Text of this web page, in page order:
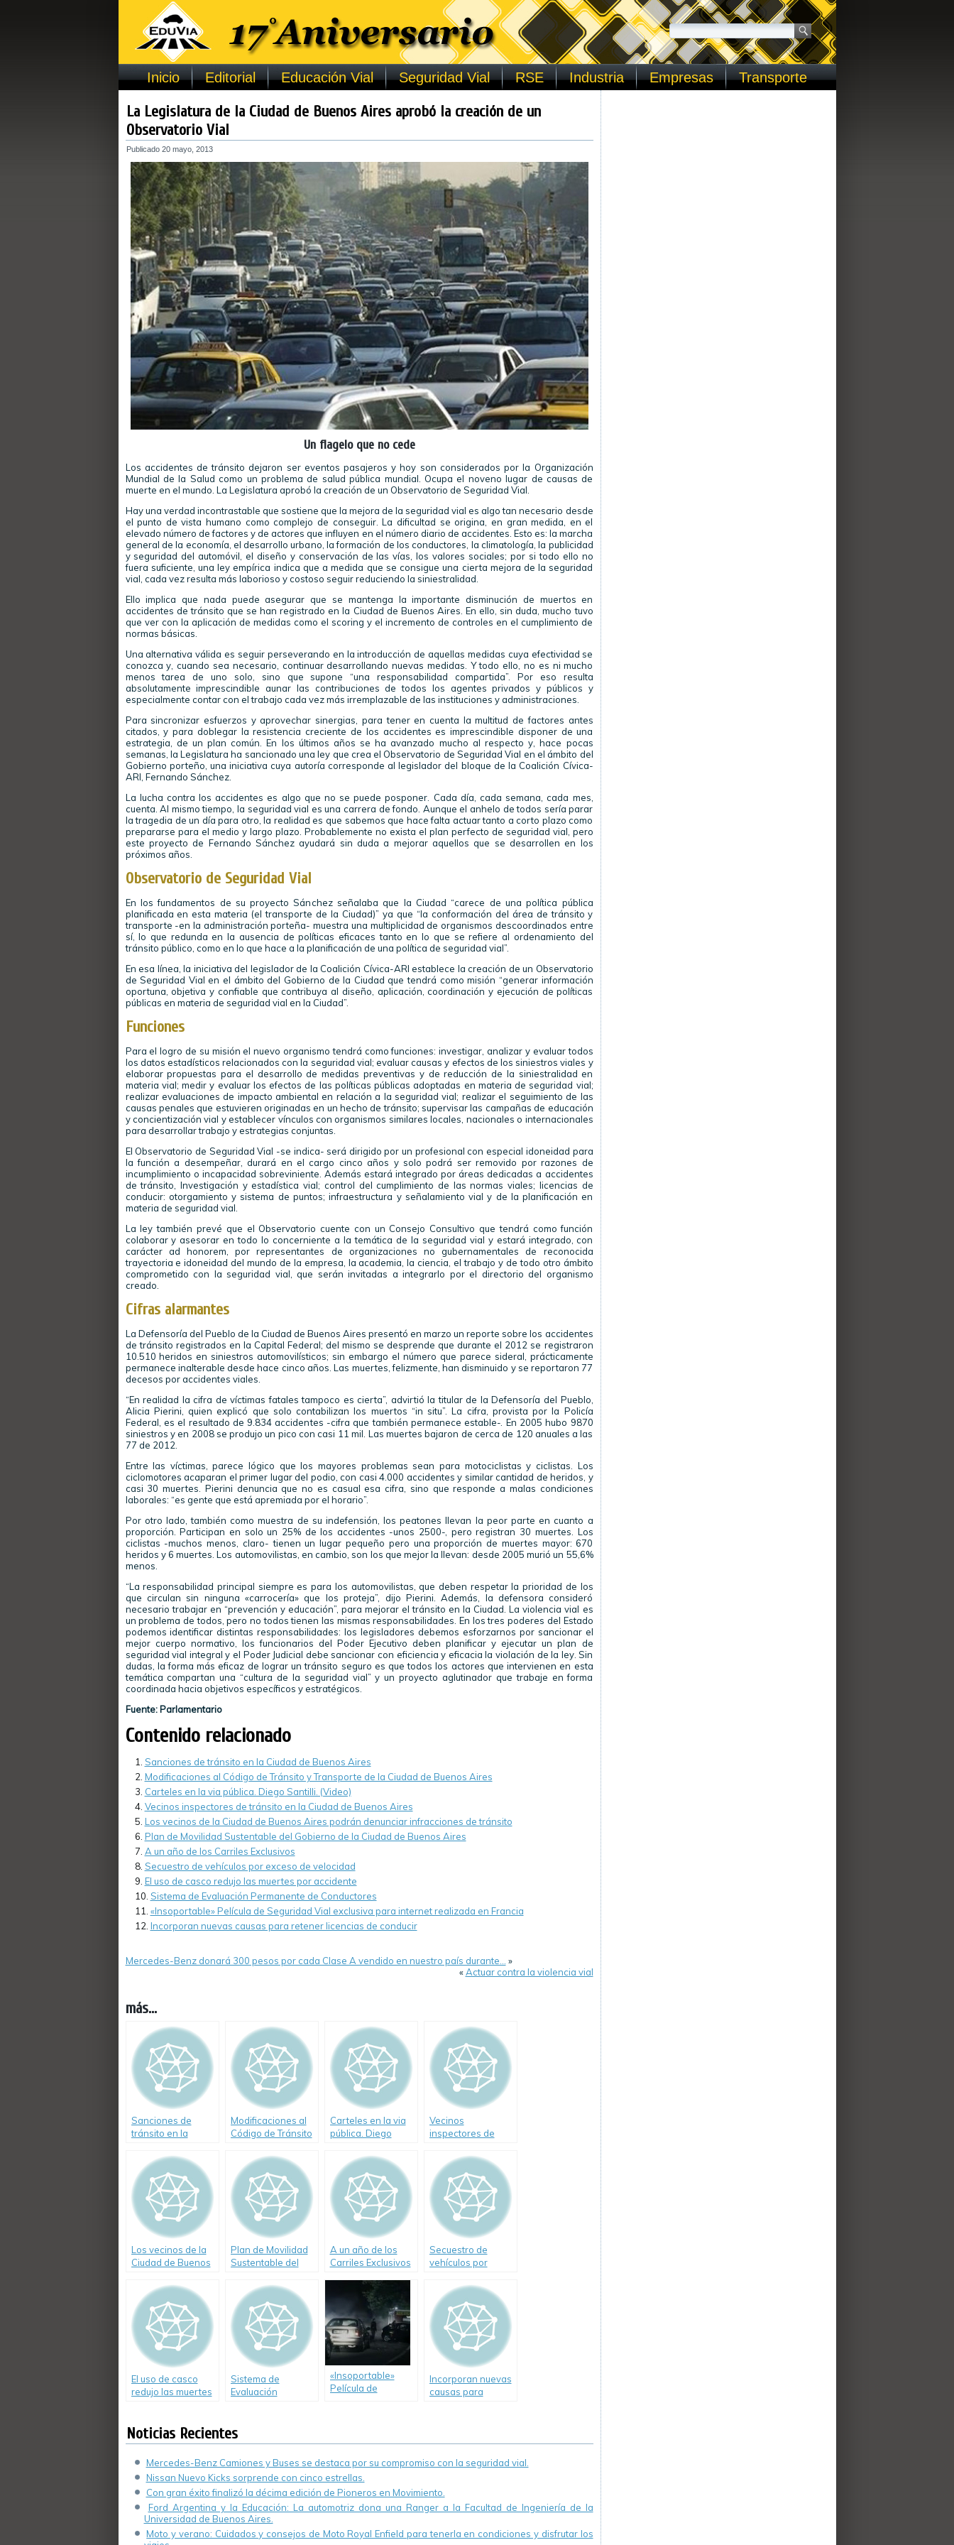
Inicio Editorial Educación Vial Seguridad Vial RSE Industria Empresas Transporte
La Legislatura de la Ciudad de Buenos Aires aprobó la creación de un
Observatorio Vial
Publicado 20 mayo, 2013
Un flagelo que no cede
Los accidentes de tránsito dejaron ser eventos pasajeros y hoy son considerados por la Organización
Mundial de la Salud como un problema de salud pública mundial. Ocupa el noveno lugar de causas de
muerte en el mundo. La Legislatura aprobó la creación de un Observatorio de Seguridad Vial.
Hay una verdad incontrastable que sostiene que la mejora de la seguridad vial es algo tan necesario desde
el punto de vista humano como complejo de conseguir. La dificultad se origina, en gran medida, en el
elevado número de factores y de actores que influyen en el número diario de accidentes. Esto es: la marcha
general de la economía, el desarrollo urbano, la formación de los conductores, la climatología, la publicidad
y seguridad del automóvil, el diseño y conservación de las vías, los valores sociales; por si todo ello no
fuera suficiente, una ley empírica indica que a medida que se consigue una cierta mejora de la seguridad
vial, cada vez resulta más laborioso y costoso seguir reduciendo la siniestralidad.
Ello implica que nada puede asegurar que se mantenga la importante disminución de muertos en
accidentes de tránsito que se han registrado en la Ciudad de Buenos Aires. En ello, sin duda, mucho tuvo
que ver con la aplicación de medidas como el scoring y el incremento de controles en el cumplimiento de
normas básicas.
Una alternativa válida es seguir perseverando en la introducción de aquellas medidas cuya efectividad se
conozca y, cuando sea necesario, continuar desarrollando nuevas medidas. Y todo ello, no es ni mucho
menos tarea de uno solo, sino que supone “una responsabilidad compartida”. Por eso resulta
absolutamente imprescindible aunar las contribuciones de todos los agentes privados y públicos y
especialmente contar con el trabajo cada vez más irremplazable de las instituciones y administraciones.
Para sincronizar esfuerzos y aprovechar sinergias, para tener en cuenta la multitud de factores antes
citados, y para doblegar la resistencia creciente de los accidentes es imprescindible disponer de una
estrategia, de un plan común. En los últimos años se ha avanzado mucho al respecto y, hace pocas
semanas, la Legislatura ha sancionado una ley que crea el Observatorio de Seguridad Vial en el ámbito del
Gobierno porteño, una iniciativa cuya autoría corresponde al legislador del bloque de la Coalición Cívica-
ARI, Fernando Sánchez.
La lucha contra los accidentes es algo que no se puede posponer. Cada día, cada semana, cada mes,
cuenta. Al mismo tiempo, la seguridad vial es una carrera de fondo. Aunque el anhelo de todos sería parar
la tragedia de un día para otro, la realidad es que sabemos que hace falta actuar tanto a corto plazo como
prepararse para el medio y largo plazo. Probablemente no exista el plan perfecto de seguridad vial, pero
este proyecto de Fernando Sánchez ayudará sin duda a mejorar aquellos que se desarrollen en los
próximos años.
Observatorio de Seguridad Vial
En los fundamentos de su proyecto Sánchez señalaba que la Ciudad “carece de una política pública
planificada en esta materia (el transporte de la Ciudad)” ya que “la conformación del área de tránsito y
transporte -en la administración porteña- muestra una multiplicidad de organismos descoordinados entre
sí, lo que redunda en la ausencia de políticas eficaces tanto en lo que se refiere al ordenamiento del
tránsito público, como en lo que hace a la planificación de una política de seguridad vial”.
En esa línea, la iniciativa del legislador de la Coalición Cívica-ARI establece la creación de un Observatorio
de Seguridad Vial en el ámbito del Gobierno de la Ciudad que tendrá como misión “generar información
oportuna, objetiva y confiable que contribuya al diseño, aplicación, coordinación y ejecución de políticas
públicas en materia de seguridad vial en la Ciudad”.
Funciones
Para el logro de su misión el nuevo organismo tendrá como funciones: investigar, analizar y evaluar todos
los datos estadísticos relacionados con la seguridad vial; evaluar causas y efectos de los siniestros viales y
elaborar propuestas para el desarrollo de medidas preventivas y de reducción de la siniestralidad en
materia vial; medir y evaluar los efectos de las políticas públicas adoptadas en materia de seguridad vial;
realizar evaluaciones de impacto ambiental en relación a la seguridad vial; realizar el seguimiento de las
causas penales que estuvieren originadas en un hecho de tránsito; supervisar las campañas de educación
y concientización vial y establecer vínculos con organismos similares locales, nacionales o internacionales
para desarrollar trabajo y estrategias conjuntas.
El Observatorio de Seguridad Vial -se indica- será dirigido por un profesional con especial idoneidad para
la función a desempeñar, durará en el cargo cinco años y solo podrá ser removido por razones de
incumplimiento o incapacidad sobreviniente. Además estará integrado por áreas dedicadas a accidentes
de tránsito, Investigación y estadística vial; control del cumplimiento de las normas viales; licencias de
conducir: otorgamiento y sistema de puntos; infraestructura y señalamiento vial y de la planificación en
materia de seguridad vial.
La ley también prevé que el Observatorio cuente con un Consejo Consultivo que tendrá como función
colaborar y asesorar en todo lo concerniente a la temática de la seguridad vial y estará integrado, con
carácter ad honorem, por representantes de organizaciones no gubernamentales de reconocida
trayectoria e idoneidad del mundo de la empresa, la academia, la ciencia, el trabajo y de todo otro ámbito
comprometido con la seguridad vial, que serán invitadas a integrarlo por el directorio del organismo
creado.
Cifras alarmantes
La Defensoría del Pueblo de la Ciudad de Buenos Aires presentó en marzo un reporte sobre los accidentes
de tránsito registrados en la Capital Federal; del mismo se desprende que durante el 2012 se registraron
10.510 heridos en siniestros automovilísticos; sin embargo el número que parece sideral, prácticamente
permanece inalterable desde hace cinco años. Las muertes, felizmente, han disminuido y se reportaron 77
decesos por accidentes viales.
“En realidad la cifra de víctimas fatales tampoco es cierta”, advirtió la titular de la Defensoría del Pueblo,
Alicia Pierini, quien explicó que solo contabilizan los muertos “in situ”. La cifra, provista por la Policía
Federal, es el resultado de 9.834 accidentes -cifra que también permanece estable-. En 2005 hubo 9870
siniestros y en 2008 se produjo un pico con casi 11 mil. Las muertes bajaron de cerca de 120 anuales a las
77 de 2012.
Entre las víctimas, parece lógico que los mayores problemas sean para motociclistas y ciclistas. Los
ciclomotores acaparan el primer lugar del podio, con casi 4.000 accidentes y similar cantidad de heridos, y
casi 30 muertes. Pierini denuncia que no es casual esa cifra, sino que responde a malas condiciones
laborales: “es gente que está apremiada por el horario”.
Por otro lado, también como muestra de su indefensión, los peatones llevan la peor parte en cuanto a
proporción. Participan en solo un 25% de los accidentes -unos 2500-, pero registran 30 muertes. Los
ciclistas -muchos menos, claro- tienen un lugar pequeño pero una proporción de muertes mayor: 670
heridos y 6 muertes. Los automovilistas, en cambio, son los que mejor la llevan: desde 2005 murió un 55,6%
menos.
“La responsabilidad principal siempre es para los automovilistas, que deben respetar la prioridad de los
que circulan sin ninguna «carrocería» que los proteja”, dijo Pierini. Además, la defensora consideró
necesario trabajar en “prevención y educación”, para mejorar el tránsito en la Ciudad. La violencia vial es
un problema de todos, pero no todos tienen las mismas responsabilidades. En los tres poderes del Estado
podemos identificar distintas responsabilidades: los legisladores debemos esforzarnos por sancionar el
mejor cuerpo normativo, los funcionarios del Poder Ejecutivo deben planificar y ejecutar un plan de
seguridad vial integral y el Poder Judicial debe sancionar con eficiencia y eficacia la violación de la ley. Sin
dudas, la forma más eficaz de lograr un tránsito seguro es que todos los actores que intervienen en esta
temática compartan una “cultura de la seguridad vial” y un proyecto aglutinador que trabaje en forma
coordinada hacia objetivos específicos y estratégicos.
Fuente: Parlamentario
Contenido relacionado
Sanciones de tránsito en la Ciudad de Buenos Aires
Modificaciones al Código de Tránsito y Transporte de la Ciudad de Buenos Aires
Carteles en la via pública. Diego Santilli. (Video)
Vecinos inspectores de tránsito en la Ciudad de Buenos Aires
Los vecinos de la Ciudad de Buenos Aires podrán denunciar infracciones de tránsito
Plan de Movilidad Sustentable del Gobierno de la Ciudad de Buenos Aires
A un año de los Carriles Exclusivos
Secuestro de vehículos por exceso de velocidad
El uso de casco redujo las muertes por accidente
Sistema de Evaluación Permanente de Conductores
«Insoportable» Película de Seguridad Vial exclusiva para internet realizada en Francia
Incorporan nuevas causas para retener licencias de conducir
Mercedes-Benz donará 300 pesos por cada Clase A vendido en nuestro país durante…
»
«Actuar contra la violencia vial
más...
Sanciones de
tránsito en la
Aires
Modificaciones al
Código de Tránsito
Ciudad de Buenos
Aires
Carteles en la via
pública. Diego
Vecinos
inspectores de
Ciudad de Buenos
Aires
Los vecinos de la
Ciudad de Buenos
denunciar
infracciones de
tránsito
Plan de Movilidad
Sustentable del
Ciudad de Buenos
Aires
A un año de los
Carriles Exclusivos
Secuestro de
vehículos por
velocidad
El uso de casco
redujo las muertes
Sistema de
Evaluación
«Insoportable»
Película de
Incorporan nuevas
causas para
Noticias Recientes
Mercedes-Benz Camiones y Buses se destaca por su compromiso con la seguridad vial.
Nissan Nuevo Kicks sorprende con cinco estrellas.
Con gran éxito finalizó la décima edición de Pioneros en Movimiento.
Ford Argentina y la Educación: La automotriz dona una Ranger a la Facultad de Ingeniería de la
Universidad de Buenos Aires.
Moto y verano: Cuidados y consejos de Moto Royal Enfield para tenerla en condiciones y disfrutar los